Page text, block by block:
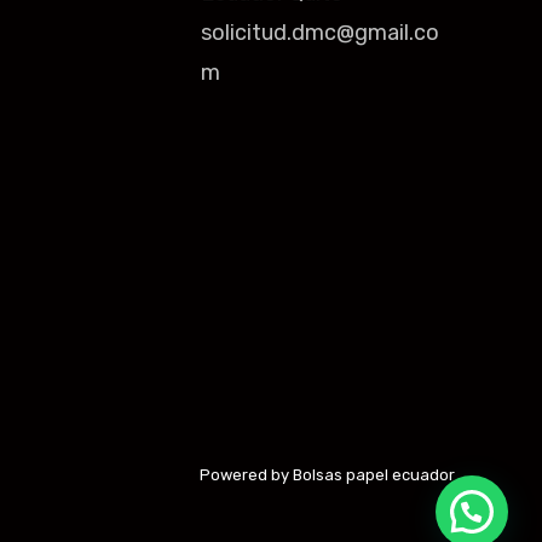
solicitud.dmc@gmail.co
m
Powered by Bolsas papel ecuador